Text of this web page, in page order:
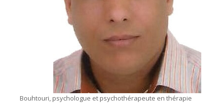
Bouhtouri, psychologue et psychothérapeute en thérapie